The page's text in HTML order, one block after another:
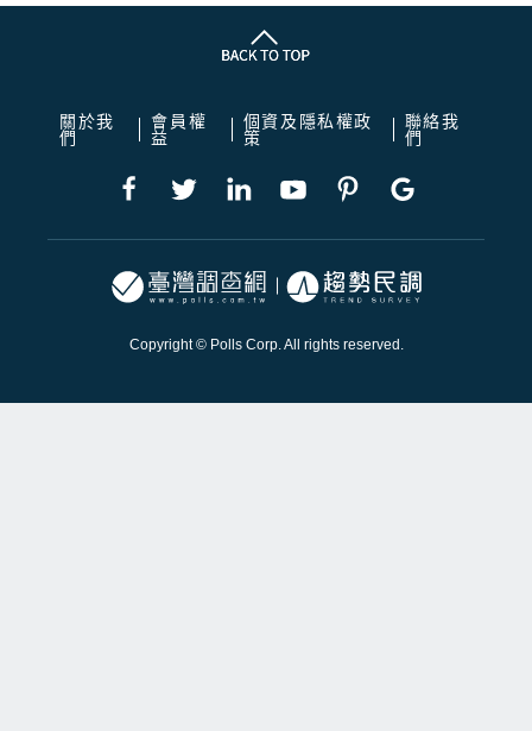
關於我
們
會員權
益
個資及隱私權政
策
聯絡我
們
Copyright © Polls Corp. All rights reserved.